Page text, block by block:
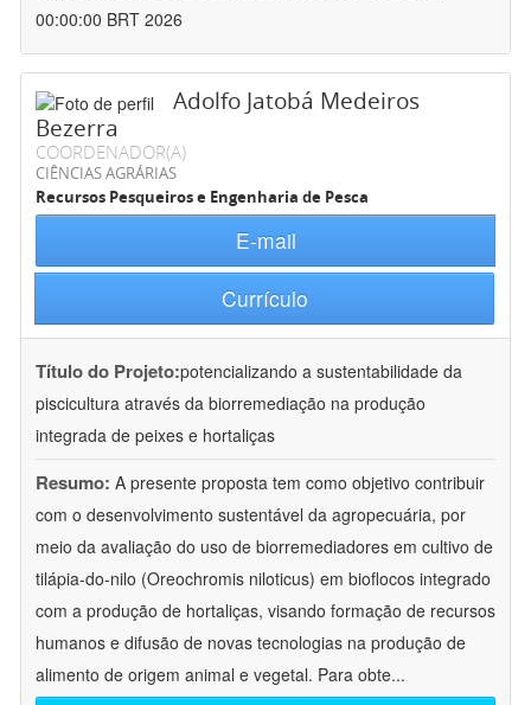
00:00:00 BRT 2026
Adolfo Jatobá Medeiros
Bezerra
COORDENADOR(A)
CIÊNCIAS AGRÁRIAS
Recursos Pesqueiros e Engenharia de Pesca
E-mail
Currículo
Título do Projeto:potencializando a sustentabilidade da
piscicultura através da biorremediação na produção
integrada de peixes e hortaliças
Resumo: A presente proposta tem como objetivo contribuir
com o desenvolvimento sustentável da agropecuária, por
meio da avaliação do uso de biorremediadores em cultivo de
tilápia-do-nilo (Oreochromis niloticus) em bioflocos integrado
com a produção de hortaliças, visando formação de recursos
humanos e difusão de novas tecnologias na produção de
alimento de origem animal e vegetal. Para obte...